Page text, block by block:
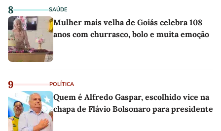
8 SAÚDE
Mulher mais velha de Goiás celebra 108
anos com churrasco, bolo e muita emoção
9 POLÍTICA
Quem é Alfredo Gaspar, escolhido vice na
chapa de Flávio Bolsonaro para presidente